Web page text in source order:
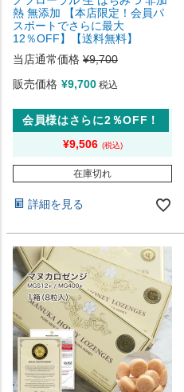
熱 無添加 【本店限定！会員パ
スポートでさらに最大
12％OFF】【送料無料】
当店通常価格 ¥9,700
販売価格 ¥9,700 税込
会員様はさらに2％OFF！
¥9,506
在庫切れ
詳細を見る